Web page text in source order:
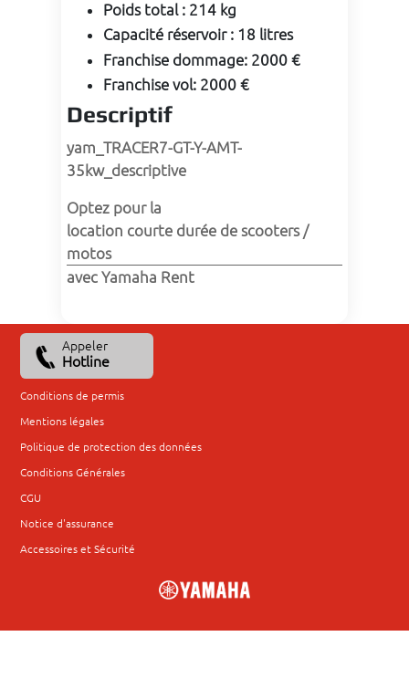
Poids total : 214 kg
Capacité réservoir : 18 litres
Franchise dommage: 2000 €
Franchise vol: 2000 €
Descriptif
yam_TRACER7-GT-Y-AMT-
35kw_descriptive
Optez pour la
location courte durée de scooters /
motos
avec Yamaha Rent
Appeler
Hotline
Conditions de permis
Mentions légales
Politique de protection des données
Conditions Générales
CGU
Notice d'assurance
Accessoires et Sécurité